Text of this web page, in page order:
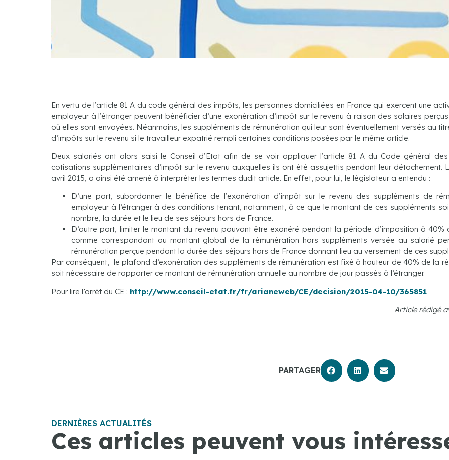
En vertu de l’article 81 A du code général des impôts, les personnes domiciliées en France qui exercent une
employeur à l’étranger peuvent bénéficier d’une exonération d’impôt sur le revenu à raison des salaires
où elles sont envoyées. Néanmoins, les suppléments de rémunération qui leur sont éventuellement versés au
d’impôts sur le revenu si le travailleur expatrié rempli certaines conditions posées par le même article.
Deux salariés ont alors saisi le Conseil d’Etat afin de se voir appliquer l’article 81 A du Code général
cotisations supplémentaires d’impôt sur le revenu auxquelles ils ont été assujettis pendant leur détachement.
avril 2015, a ainsi été amené à interpréter les termes dudit article. En effet, pour lui, le législateur a entendu :
D’une part, subordonner le bénéfice de l’exonération d’impôt sur le revenu des suppléments de
employeur à l’étranger à des conditions tenant, notamment, à ce que le montant de ces suppléments
nombre, la durée et le lieu de ses séjours hors de France.
D’autre part, limiter le montant du revenu pouvant être exonéré pendant la période d’imposition à 40%
comme correspondant au montant global de la rémunération hors suppléments versée au salarié
rémunération perçue pendant la durée des séjours hors de France donnant lieu au versement de ces
Par conséquent, le plafond d’exonération des suppléments de rémunération est fixé à hauteur de 40% de la
soit nécessaire de rapporter ce montant de rémunération annuelle au nombre de jour passés à l’étranger.
Pour lire l’arrêt du CE : http://www.conseil-etat.fr/fr/arianeweb/CE/decision/2015-04-10/365851
Article rédigé
PARTAGER
DERNIÈRES ACTUALITÉS
Ces articles peuvent vous